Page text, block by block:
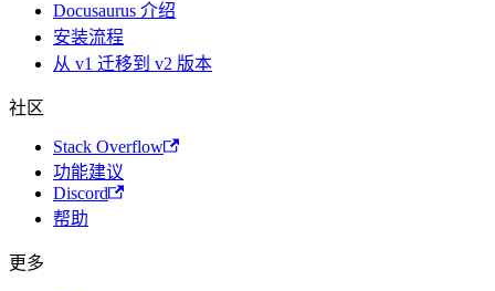
Docusaurus 介绍
安装流程
从 v1 迁移到 v2 版本
社区
Stack Overflow
功能建议
Discord
帮助
更多